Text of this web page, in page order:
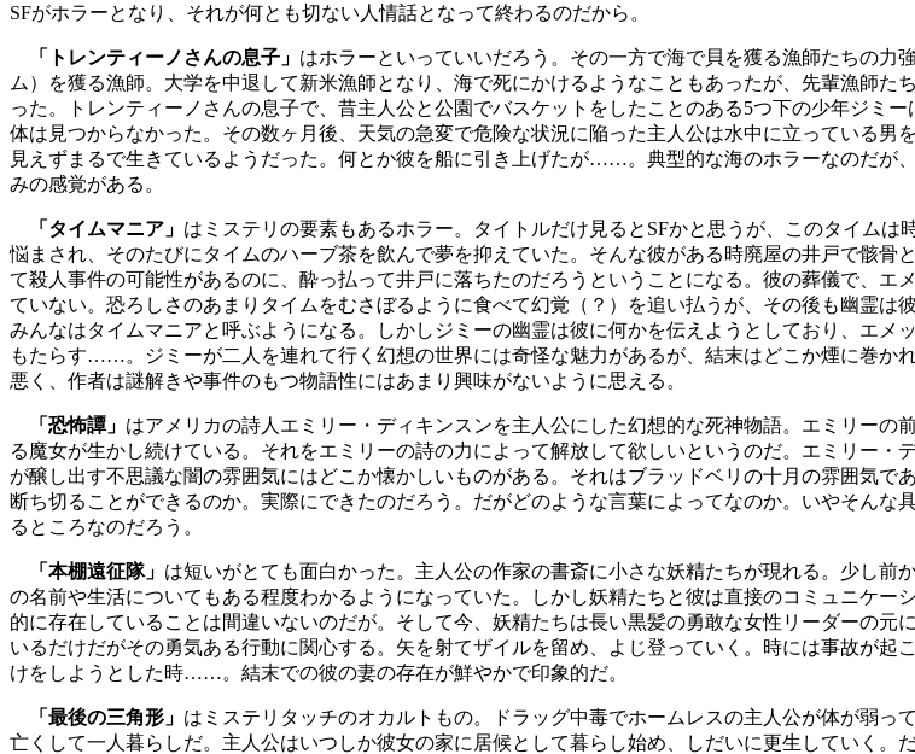
SFがホラーとなり、それが何とも切ない人情話となって終わるのだから。
「トレンティーノさんの息子」 はホラーといっていいだろう。その一方で海で貝を獲る漁師たちの
ム）を獲る漁師。大学を中退して新米漁師となり、海で死にかけるようなこともあったが、先輩漁師
った。トレンティーノさんの息子で、昔主人公と公園でバスケットをしたことのある5つ下の少年ジミ
体は見つからなかった。その数ヶ月後、天気の急変で危険な状況に陥った主人公は水中に立っている
見えずまるで生きているようだった。何とか彼を船に引き上げたが……。典型的な海のホラーなのだが
みの感覚がある。
「タイムマニア」 はミステリの要素もあるホラー。タイトルだけ見るとSFかと思うが、このタイム
悩まされ、そのたびにタイムのハーブ茶を飲んで夢を抑えていた。そんな彼がある時廃屋の井戸で骸
て殺人事件の可能性があるのに、酔っ払って井戸に落ちたのだろうということになる。彼の葬儀で、
ていない。恐ろしさのあまりタイムをむさぼるように食べて幻覚（？）を追い払うが、その後も幽霊
みんなはタイムマニアと呼ぶようになる。しかしジミーの幽霊は彼に何かを伝えようとしており、エ
もたらす……。ジミーが二人を連れて行く幻想の世界には奇怪な魅力があるが、結末はどこか煙に巻か
悪く、作者は謎解きや事件のもつ物語性にはあまり興味がないように思える。
「恐怖譚」 はアメリカの詩人エミリー・ディキンスンを主人公にした幻想的な死神物語。エミリー
る魔女が生かし続けている。それをエミリーの詩の力によって解放して欲しいというのだ。エミリー
が醸し出す不思議な闇の雰囲気にはどこか懐かしいものがある。それはブラッドベリの十月の雰囲気
断ち切ることができるのか。実際にできたのだろう。だがどのような言葉によってなのか。いやそん
るところなのだろう。
「本棚遠征隊」 は短いがとても面白かった。主人公の作家の書斎に小さな妖精たちが現れる。少し
の名前や生活についてもある程度わかるようになっていた。しかし妖精たちと彼は直接のコミュニケ
的に存在していることは間違いないのだが。そして今、妖精たちは長い黒髪の勇敢な女性リーダーの
いるだけだがその勇気ある行動に関心する。矢を射てザイルを留め、よじ登っていく。時には事故が
けをしようとした時……。結末での彼の妻の存在が鮮やかで印象的だ。
「最後の三角形」 はミステリタッチのオカルトもの。ドラッグ中毒でホームレスの主人公が体が弱
亡くして一人暮らしだ。主人公はいつしか彼女の家に居候として暮らし始め、しだいに更生していく